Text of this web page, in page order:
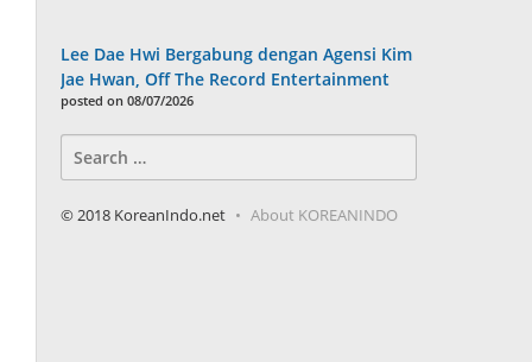
Lee Dae Hwi Bergabung dengan Agensi Kim
Jae Hwan, Off The Record Entertainment
posted on 08/07/2026
for:
© 2018 KoreanIndo.net About KOREANINDO